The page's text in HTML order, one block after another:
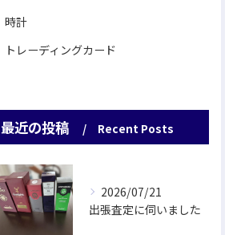
時計
トレーディングカード
最近の投稿 Recent Posts
2026/07/21
出張査定に伺いました